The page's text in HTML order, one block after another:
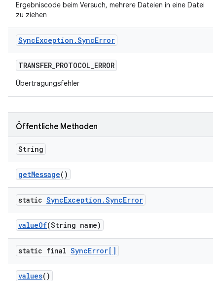
Ergebniscode beim Versuch, mehrere Dateien in eine Datei
zu ziehen
SyncException .SyncError
TRANSFER_PROTOCOL_ERROR
Übertragungsfehler
Öffentliche Methoden
String
getMessage()
static SyncException .SyncError
valueOf(String name)
static final SyncError[]
values()